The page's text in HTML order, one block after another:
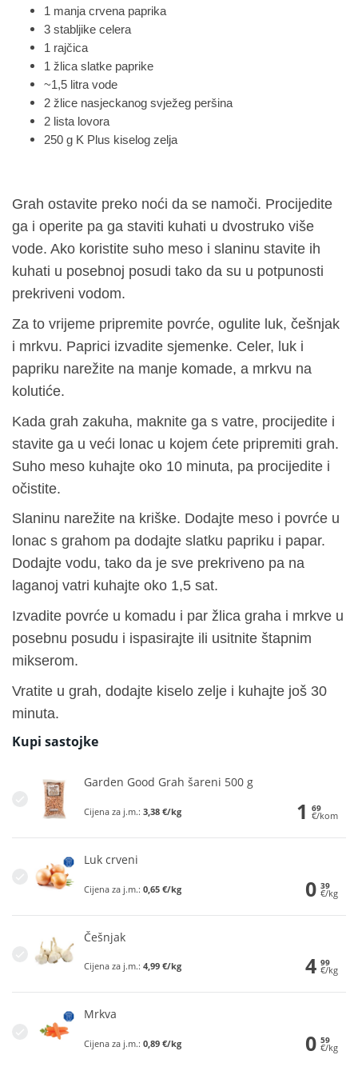
1 manja crvena paprika
3 stabljike celera
1 rajčica
1 žlica slatke paprike
~1,5 litra vode
2 žlice nasjeckanog svježeg peršina
2 lista lovora
250 g K Plus kiselog zelja
Grah ostavite preko noći da se namoči. Procijedite
ga i operite pa ga staviti kuhati u dvostruko više
vode. Ako koristite suho meso i slaninu stavite ih
kuhati u posebnoj posudi tako da su u potpunosti
prekriveni vodom.
Za to vrijeme pripremite povrće, ogulite luk, češnjak
i mrkvu. Paprici izvadite sjemenke. Celer, luk i
papriku narežite na manje komade, a mrkvu na
kolutiće.
Kada grah zakuha, maknite ga s vatre, procijedite i
stavite ga u veći lonac u kojem ćete pripremiti grah.
Suho meso kuhajte oko 10 minuta, pa procijedite i
očistite.
Slaninu narežite na kriške. Dodajte meso i povrće u
lonac s grahom pa dodajte slatku papriku i papar.
Dodajte vodu, tako da je sve prekriveno pa na
laganoj vatri kuhajte oko 1,5 sat.
Izvadite povrće u komadu i par žlica graha i mrkve u
posebnu posudu i ispasirajte ili usitnite štapnim
mikserom.
Vratite u grah, dodajte kiselo zelje i kuhajte još 30
minuta.
Kupi sastojke
Garden Good Grah šareni 500 g
Cijena za j.m.: 3,38 €/kg 1 69
€/kom
Luk crveni
Cijena za j.m.: 0,65 €/kg 0 39
€/kg
Češnjak
Cijena za j.m.: 4,99 €/kg 4 99
€/kg
Mrkva
Cijena za j.m.: 0,89 €/kg 0 59
€/kg